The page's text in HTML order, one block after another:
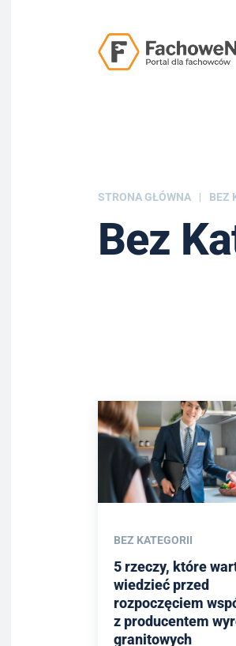
STRONA GŁÓWNA BEZ
Bez
BEZ KATEGORII
5 rzeczy, które
wiedzieć przed
rozpoczęciem
z producentem
granitowych